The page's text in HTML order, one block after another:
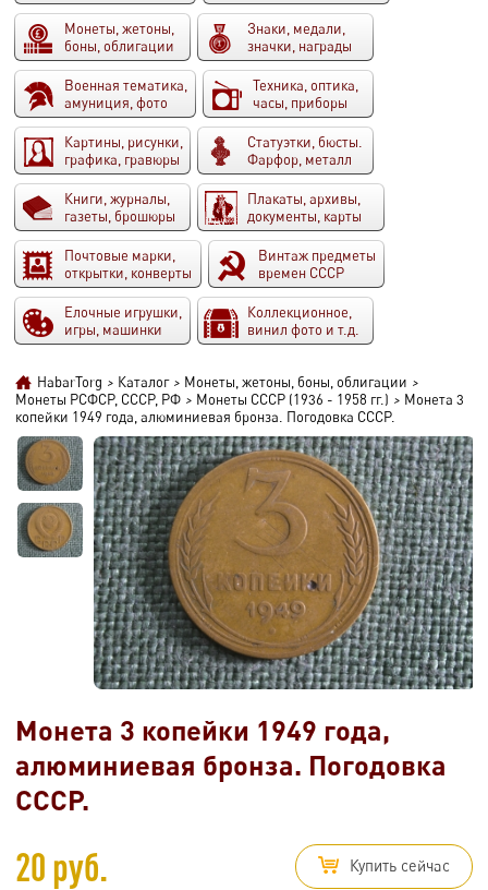
Монеты, жетоны,
боны, облигации
Знаки, медали,
значки, награды
Военная тематика,
амуниция, фото
Техника, оптика,
часы, приборы
Картины, рисунки,
графика, гравюры
Статуэтки, бюсты.
Фарфор, металл
Книги, журналы,
газеты, брошюры
Плакаты, архивы,
документы, карты
Почтовые марки,
открытки, конверты
Винтаж предметы
времен СССР
Елочные игрушки,
игры, машинки
Коллекционное,
винил фото и т.д.
HabarTorg > Каталог > Монеты, жетоны, боны, облигации >
Монеты РСФСР, СССР, РФ > Монеты СССР (1936 - 1958 гг.) > Монета 3
копейки 1949 года, алюминиевая бронза. Погодовка СССР.
Монета 3 копейки 1949 года,
алюминиевая бронза. Погодовка
СССР.
20 руб. Купить сейчас